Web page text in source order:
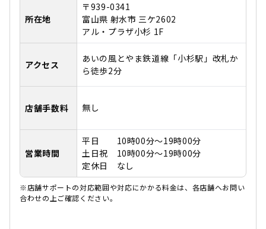
所在地
〒939-0341
富山県 射水市 三ケ2602
アル・プラザ小杉 1F
アクセス
あいの風とやま鉄道線「小杉駅」改札か
ら徒歩2分
店舗手数料 無し
営業時間
平日 10時00分～19時00分
土日祝 10時00分～19時00分
定休日 なし
※店舗サポートの対応範囲や対応にかかる料金は、各店舗へお問い
合わせの上ご確認ください。